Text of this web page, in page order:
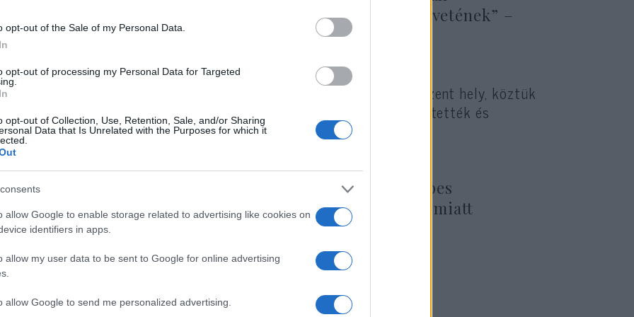
opt-out of the Sale of my Personal Data.
opt-out of processing my Personal Data for Targeted
opt-out of Collection, Use, Retention, Sale, and/or Sharing
Data that Is Unrelated with the Purposes for which it
allow Google to enable storage related to advertising like cookies on
identifiers in apps.
allow my user data to be sent to Google for online advertising
allow Google to send me personalized advertising.
növekszik, és része az izraeli társadalom egyedülálló szövetének” –
a minisztérium hétfői közleményben.
Jeruzsálemben található az óváros, valamint számos keresztény szent hely, köztük
Sír-templom, ahol a keresztények szerint Jézust keresztre feszítették és
és Naoum szerint a palesztin keresztények „a telepes
növekedése” és a szabad mozgás korlátozása miatt
el Ciszjordániát.
szerint